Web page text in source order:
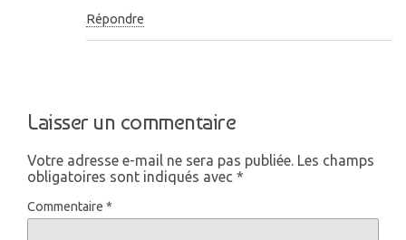
Répondre
Laisser un commentaire
Votre adresse e-mail ne sera pas publiée. Les champs
obligatoires sont indiqués avec *
Commentaire *